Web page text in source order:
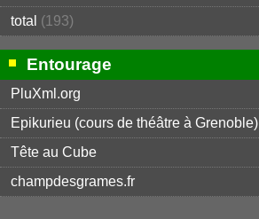
total (193)
Entourage
PluXml.org
Epikurieu (cours de théâtre à Grenoble)
Tête au Cube
champdesgrames.fr